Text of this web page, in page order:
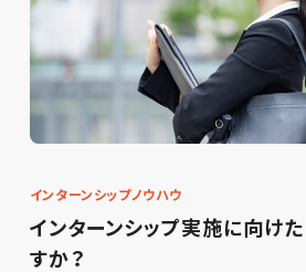
インターンシップノウハウ
インターンシップ実施に向けた
すか？